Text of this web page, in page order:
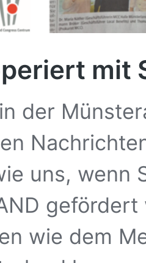
mit
der
uns, wenn
wie dem